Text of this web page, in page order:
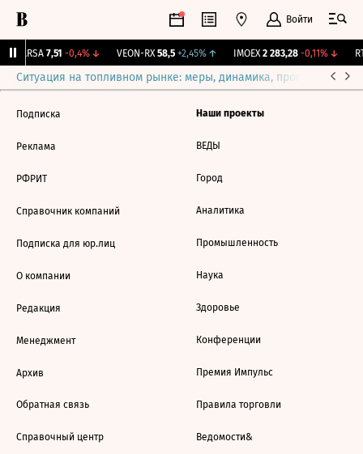
Войти
ARSA 7,51 -0,4%↓ VEON-RX 58,5 +2,45%↑ IMOEX 2 283,28 -0,11%↓
Ситуация на топливном рынке: меры, динамика, прогнозы
Подписка
Реклама
РФРИТ
Справочник компаний
Подписка для юр.лиц
О компании
Редакция
Менеджмент
Архив
Обратная связь
Справочный центр
Наши проекты
ВЕДЫ
Город
Аналитика
Промышленность
Наука
Здоровье
Конференции
Премия Импульс
Правила торговли
Ведомости&